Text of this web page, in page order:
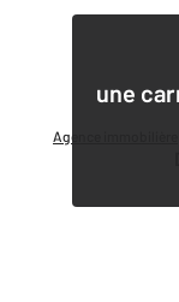
Agence immobilière
une